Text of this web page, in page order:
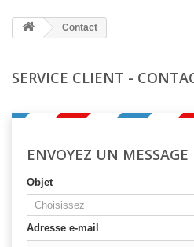
Contact
SERVICE CLIENT -
ENVOYEZ UN MESSAGE
Objet
Adresse e-mail